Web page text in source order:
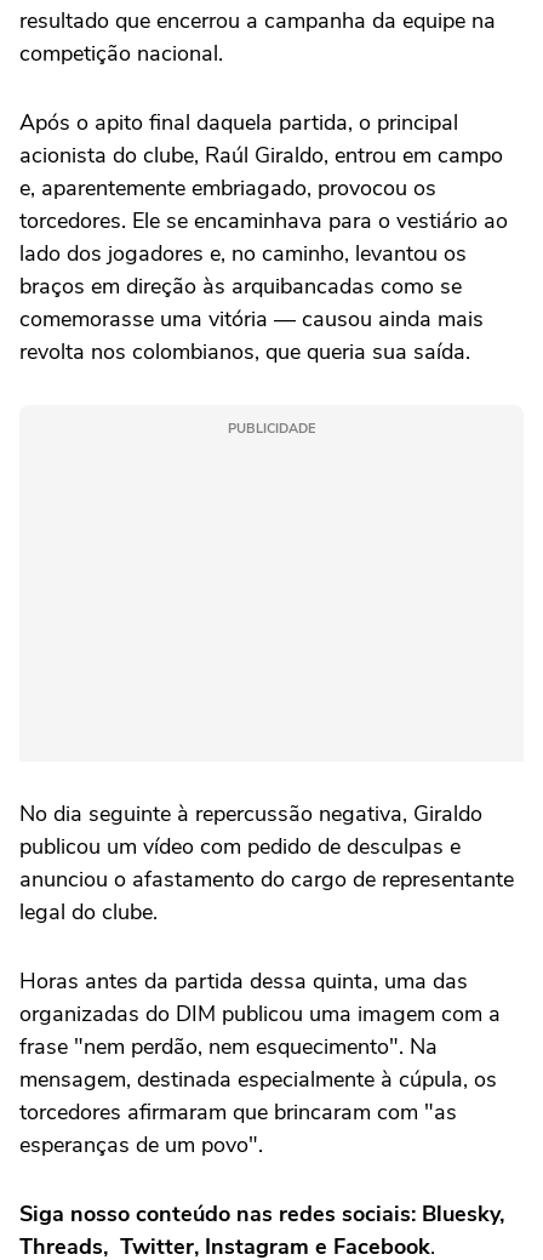
resultado que encerrou a campanha da equipe na
competição nacional.
Após o apito final daquela partida, o principal
acionista do clube, Raúl Giraldo, entrou em campo
e, aparentemente embriagado, provocou os
torcedores. Ele se encaminhava para o vestiário ao
lado dos jogadores e, no caminho, levantou os
braços em direção às arquibancadas como se
comemorasse uma vitória — causou ainda mais
revolta nos colombianos, que queria sua saída.
PUBLICIDADE
No dia seguinte à repercussão negativa, Giraldo
publicou um vídeo com pedido de desculpas e
anunciou o afastamento do cargo de representante
legal do clube.
Horas antes da partida dessa quinta, uma das
organizadas do DIM publicou uma imagem com a
frase "nem perdão, nem esquecimento". Na
mensagem, destinada especialmente à cúpula, os
torcedores afirmaram que brincaram com "as
esperanças de um povo".
Siga nosso conteúdo nas redes sociais: Bluesky,
Threads, Twitter, Instagram e Facebook.